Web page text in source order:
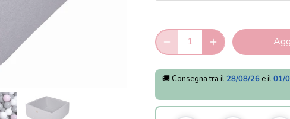
🚚 Consegna tra il 28/08/26 e il01/